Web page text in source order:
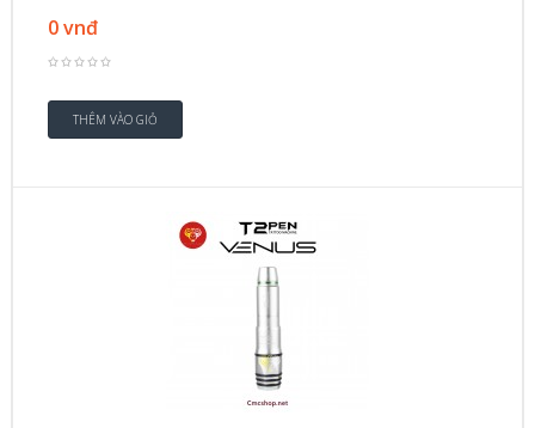
0 vnđ